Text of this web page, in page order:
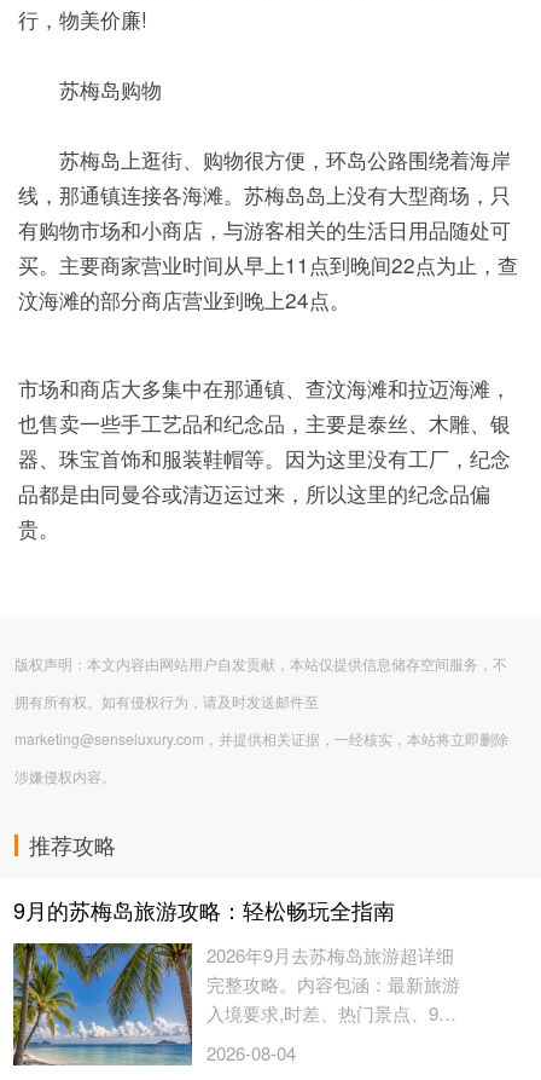
行，物美价廉!
苏梅岛购物
苏梅岛上逛街、购物很方便，环岛公路围绕着海岸
线，那通镇连接各海滩。苏梅岛岛上没有大型商场，只
有购物市场和小商店，与游客相关的生活日用品随处可
买。主要商家营业时间从早上11点到晚间22点为止，查
汶海滩的部分商店营业到晚上24点。
市场和商店大多集中在那通镇、查汶海滩和拉迈海滩，
也售卖一些手工艺品和纪念品，主要是泰丝、木雕、银
器、珠宝首饰和服装鞋帽等。因为这里没有工厂，纪念
品都是由同曼谷或清迈运过来，所以这里的纪念品偏
贵。
版权声明：本文内容由网站用户自发贡献，本站仅提供信息储存空间服务，不
拥有所有权。如有侵权行为，请及时发送邮件至
marketing@senseluxury.com，并提供相关证据，一经核实，本站将立即删除
涉嫌侵权内容。
推荐攻略
9月的苏梅岛旅游攻略：轻松畅玩全指南
2026年9月去苏梅岛旅游超详细
完整攻略。内容包涵：最新旅游
入境要求,时差、热门景点、9月
天气与建议衣着、9月该地区的
2026-08-04